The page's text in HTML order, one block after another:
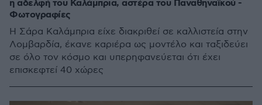
η αδελφή του Καλάμπρια, αστέρα του Παναθηναϊκού -
Φωτογραφίες
Η Σάρα Καλάμπρια είχε διακριθεί σε καλλιστεία στην
Λομβαρδία, έκανε καριέρα ως μοντέλο και ταξιδεύει
σε όλο τον κόσμο και υπερηφανεύεται ότι έχει
επισκεφτεί 40 χώρες